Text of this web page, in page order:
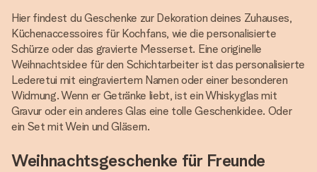
Hier findest du Geschenke zur Dekoration deines Zuhauses,
Küchenaccessoires für Kochfans, wie die personalisierte
Schürze oder das gravierte Messerset. Eine originelle
Weihnachtsidee für den Schichtarbeiter ist das personalisierte
Lederetui mit eingraviertem Namen oder einer besonderen
Widmung. Wenn er Getränke liebt, ist ein Whiskyglas mit
Gravur oder ein anderes Glas eine tolle Geschenkidee. Oder
ein Set mit Wein und Gläsern.
Weihnachtsgeschenke für Freunde